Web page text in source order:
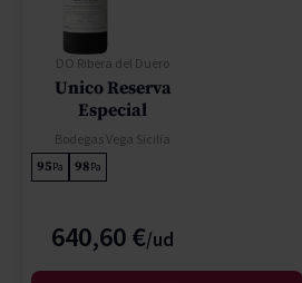
DO Ribera del Duero
Unico Reserva
Especial
Bodegas Vega Sicilia
95Pa 98Pa
640,60 €